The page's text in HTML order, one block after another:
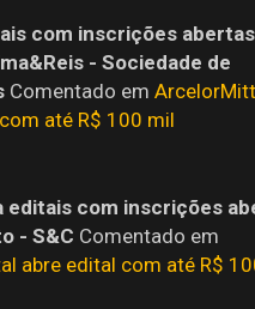
com inscrições
- Sociedade de
Comentado em
até R$ 100 mil
editais com inscrições
- S&C Comentado em
abre edital com até R$